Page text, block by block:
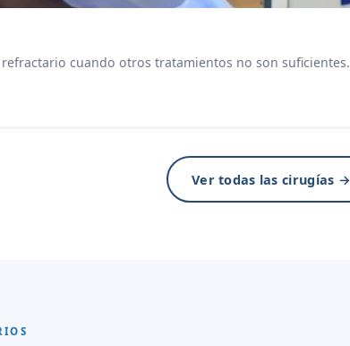
cuando otros tratamientos no son suficientes.
Ver todas las cirugías →